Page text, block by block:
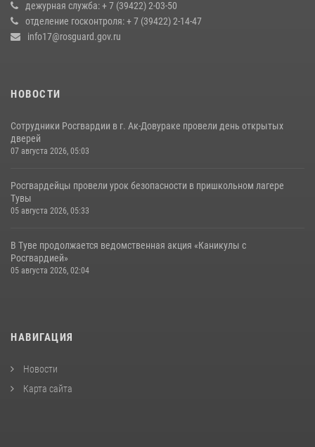
20 июля 2026, 07:01
дежурная служба: + 7 (39422) 2-03-50
отделение госконтроля: + 7 (39422) 2-14-47
info17@rosguard.gov.ru
НОВОСТИ
Сотрудники Росгвардии в г. Ак-Довураке провели день открытых
дверей
07 августа 2026, 05:03
Росгвардейцы провели урок безопасности в пришкольном лагере
Тувы
05 августа 2026, 05:33
В Туве продолжается ведомственная акция «Каникулы с
Росгвардией»
05 августа 2026, 02:04
НАВИГАЦИЯ
Новости
Карта сайта